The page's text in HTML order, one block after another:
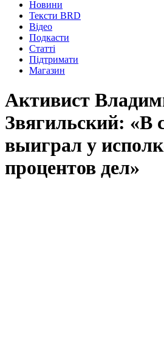
Новини
Тексти BRD
Відео
Подкасти
Статті
Підтримати
Магазин
Активист
Звягильский: «В
выиграл у
процентов дел»